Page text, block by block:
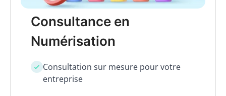
Consultance en
Numérisation
Consultation sur mesure pour votre
entreprise